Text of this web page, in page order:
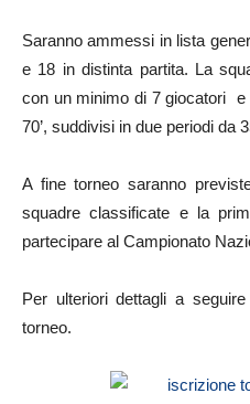
Saranno ammessi in lista
e 18 in distinta partita. La
con un minimo di 7 giocatori e
70’, suddivisi in due periodi da
A fine torneo saranno
squadre classificate e la
partecipare al Campionato
Per ulteriori dettagli a
torneo.